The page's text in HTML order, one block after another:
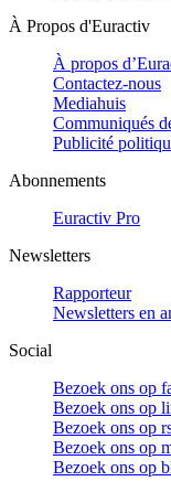
À Propos d'Euractiv
À propos
Contactez-nous
Mediahuis
Communiqués
Publicité
Abonnements
Euractiv Pro
Newsletters
Rapporteur
Newsletters en
Social
Bezoek ons op
Bezoek ons op
Bezoek ons op
Bezoek ons op
Bezoek ons op